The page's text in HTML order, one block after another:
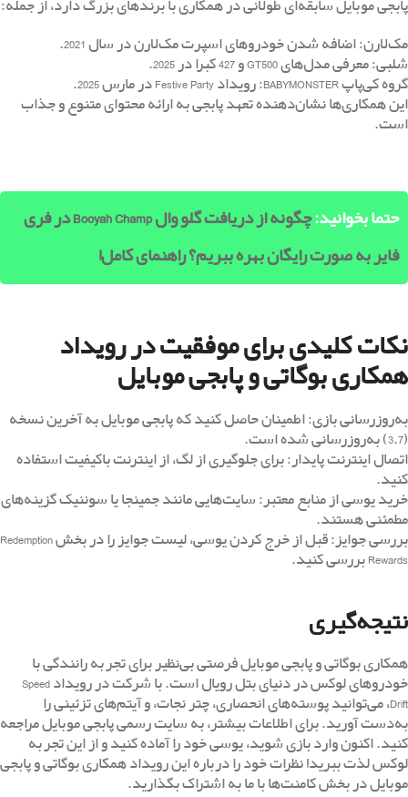
پابجی موبایل سابقه‌ای طولانی در همکاری با برندهای بزرگ دارد، از جمله:
مک‌لارن: اضافه شدن خودروهای اسپرت مک‌لارن در سال 2021.
شلبی: معرفی مدل‌های GT500 و 427 کبرا در 2025.
گروه کی‌پاپ BABYMONSTER: رویداد Festive Party در مارس 2025.
این همکاری‌ها نشان‌دهنده تعهد پابجی به ارائه محتوای متنوع و جذاب
است.
حتما بخوانید:
چگونه از دریافت گلو وال Booyah Champ در فری
فایر به صورت رایگان بهره ببریم؟ راهنمای کامل!
نکات کلیدی برای موفقیت در رویداد
همکاری بوگاتی و پابجی موبایل
به‌روزرسانی بازی: اطمینان حاصل کنید که پابجی موبایل به آخرین نسخه
(3.7) به‌روزرسانی شده است.
اتصال اینترنت پایدار: برای جلوگیری از لگ، از اینترنت باکیفیت استفاده
کنید.
خرید یوسی از منابع معتبر: سایت‌هایی مانند جمینجا یا سوننیک گزینه‌های
مطمئنی هستند.
بررسی جوایز: قبل از خرج کردن یوسی، لیست جوایز را در بخش Redemption
Rewards بررسی کنید.
نتیجه‌گیری
همکاری بوگاتی و پابجی موبایل فرصتی بی‌نظیر برای تجربه رانندگی با
خودروهای لوکس در دنیای بتل رویال است. با شرکت در رویداد Speed
Drift، می‌توانید پوسته‌های انحصاری، چتر نجات، و آیتم‌های تزئینی را
به‌دست آورید. برای اطلاعات بیشتر، به سایت رسمی پابجی موبایل مراجعه
کنید. اکنون وارد بازی شوید، یوسی خود را آماده کنید و از این تجربه
لوکس لذت ببرید! نظرات خود را درباره این رویداد همکاری بوگاتی و پابجی
موبایل در بخش کامنت‌ها با ما به اشتراک بگذارید.